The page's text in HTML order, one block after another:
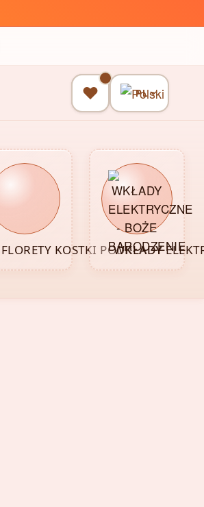
PL
FLORETY KOSTKI PODKŁADY
WKŁADY